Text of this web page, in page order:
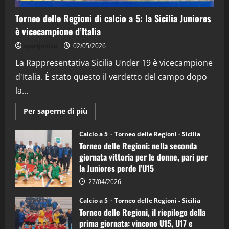
4
"SportEmpire" in Podcast
“SportEmpire” in Podcast: 26^ Puntata
08/04/2026
Torneo delle Regioni di calcio a 5: la Sicilia Juniores
è vicecampione d’Italia
02/05/2026
La Rappresentativa Sicilia Under 19 è vicecampione
d'Italia. È stato questo il verdetto del campo dopo
la...
Per saperne di più
informazioni
Torneo
delle
Regioni
di
calcio
a
5:
la
Juniores
è
vicecampione
d’Italia
Calcio a 5 Torneo delle Regioni - Sicilia
Torneo delle Regioni: nella seconda
giornata vittoria per le donne, pari per
la Juniores perde l’U15
27/04/2026
Calcio a 5 Torneo delle Regioni - Sicilia
Torneo delle Regioni, il riepilogo della
prima giornata: vincono U15, U17 e